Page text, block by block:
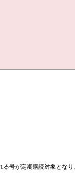
号が定期購読対象となり